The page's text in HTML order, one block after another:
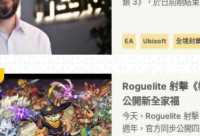
EA
Ubisoft 全境封
Roguelite 射擊《
公開新全家福
今天，Roguelite 射擊
週年，官方同步公開